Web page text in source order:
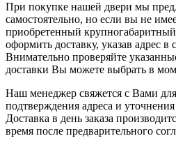
При покупке нашей двери мы
самостоятельно, но если вы не
приобретенный крупногабаритный
оформить доставку, указав адрес в
Внимательно проверяйте
доставки Вы можете выбрать в
Наш менеджер свяжется с Вами
подтверждения адреса и
Доставка в день заказа
время после предварительного